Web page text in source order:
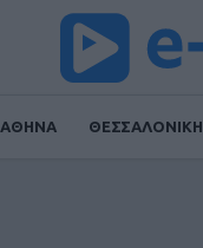
ΑΘΗΝΑ ΘΕΣΣΑΛΟΝΙΚΗ